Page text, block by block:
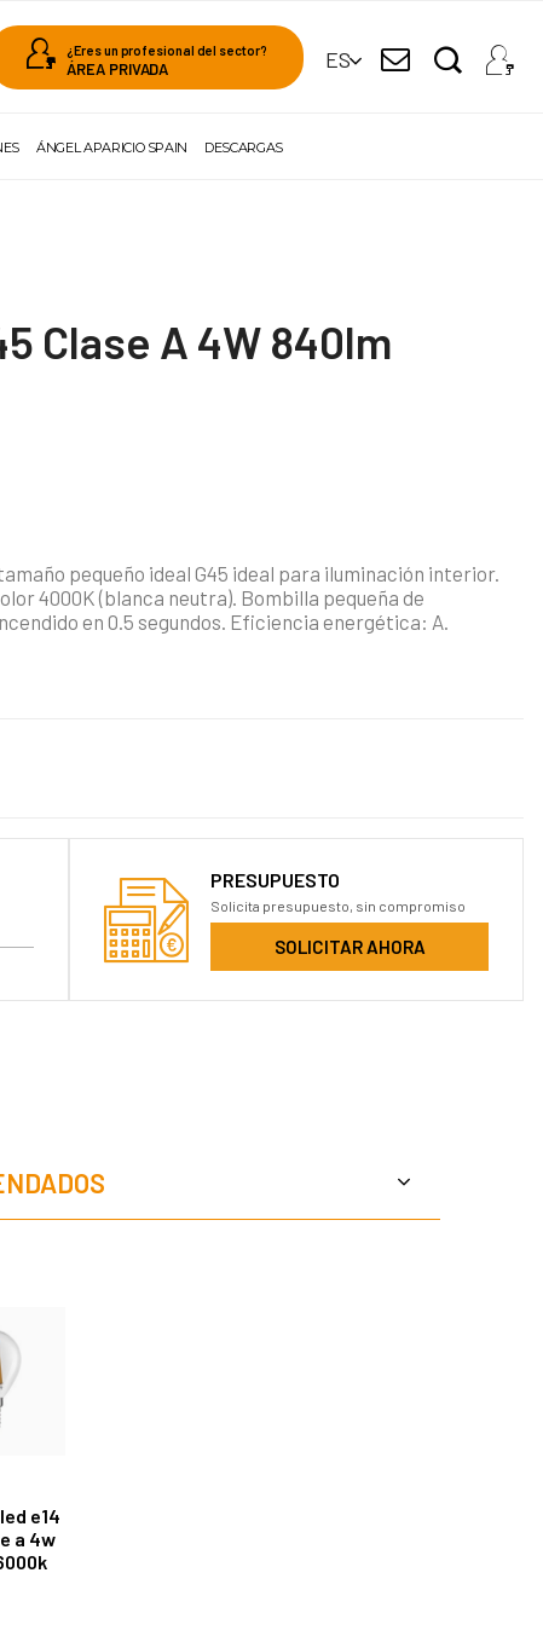
¿Eres un profesional del sector?
ÁREA PRIVADA ES
ÁNGEL APARICIO SPAIN DESCARGAS
Clase A 4W 840lm
pequeño ideal G45 ideal para iluminación interior.
4000K (blanca neutra). Bombilla pequeña de
en 0.5 segundos. Eficiencia energética: A.
PRESUPUESTO
Solicita presupuesto, sin compromiso
SOLICITAR AHORA
e14
a 4w